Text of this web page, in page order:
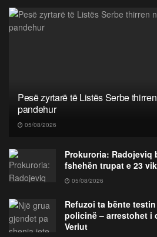
Pesë zyrtarë të Listës Serbe
pandehur
05/08/2026
Prokuroria: Radojeviq
fshehën trupat e 23
05/08/2026
Refuzoi ta bënte
policinë – arrestohet i
Veriut